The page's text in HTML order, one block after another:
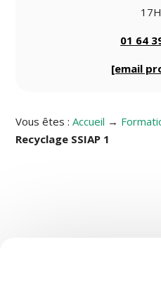
01 64
[email
Vous êtes :Accueil →
Recyclage SSIAP 1